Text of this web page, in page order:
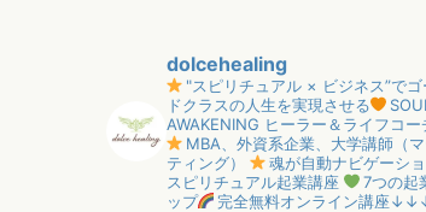
dolcehealing
"スピリチュアル × ビジネス”でゴ
ドクラスの人生を実現させる
SOUL
AWAKENING ヒーラー＆ライフコー
MBA、外資系企業、大学講師（
ティング）
魂が自動ナビゲーシ
スピリチュアル起業講座
7つの起
ップ
完全無料オンライン講座